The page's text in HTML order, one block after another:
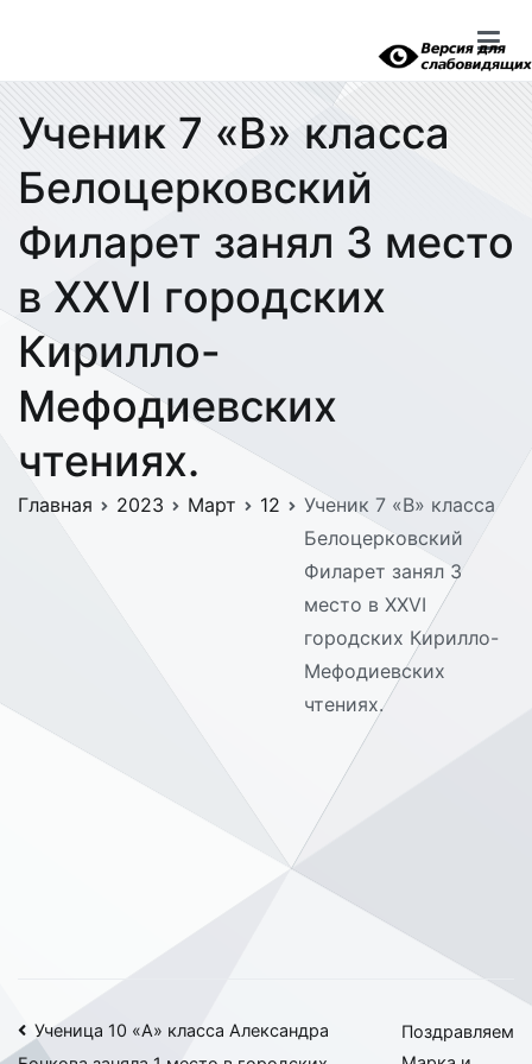
Ученик 7 «В» класса
Белоцерковский
Филарет занял 3 место
в XXVI городских
Кирилло-
Мефодиевских
чтениях.
Главная 2023 Март 12
Ученик 7 «В» класса
Белоцерковский
Филарет занял 3
место в XXVI
городских Кирилло-
Мефодиевских
чтениях.
Навигация
Ученица 10 «А» класса Александра
Поздравляем